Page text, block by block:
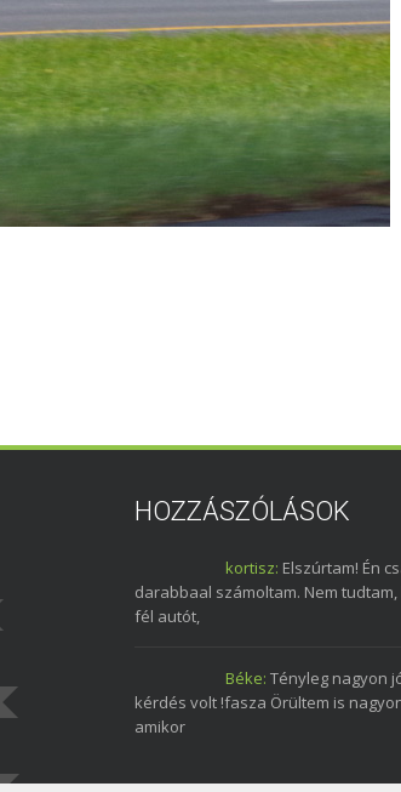
HOZZÁSZÓLÁSOK
kortisz: Elszúrtam! Én
darabbaal számoltam. Nem
fél autót,
Béke: Tényleg nagyon
kérdés volt !fasza Örültem is
amikor